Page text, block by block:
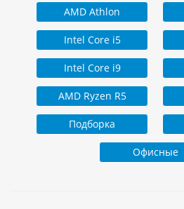
AMD Athlon
Intel Core i5
Intel Core i9
AMD Ryzen R5
Подборка
Офисные